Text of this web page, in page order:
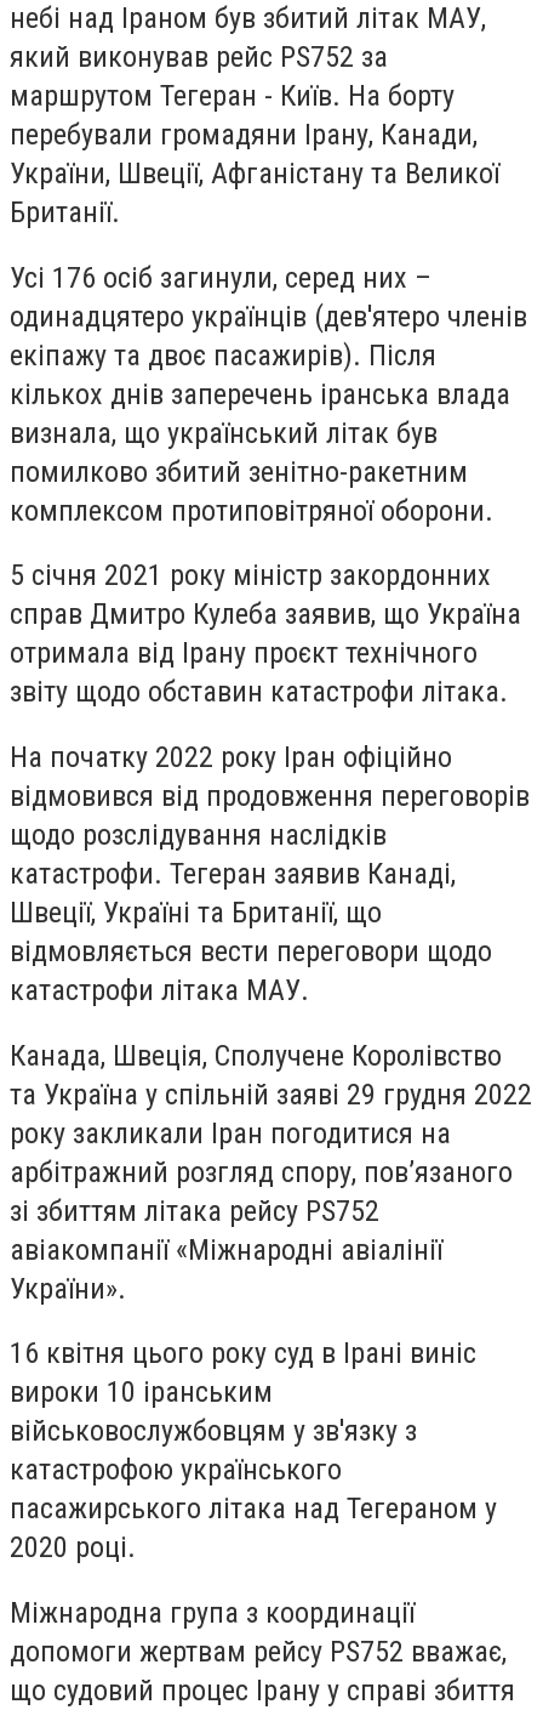
небі над Іраном був збитий літак МАУ,
який виконував рейс PS752 за
маршрутом Тегеран - Київ. На борту
перебували громадяни Ірану, Канади,
України, Швеції, Афганістану та Великої
Британії.
Усі 176 осіб загинули, серед них –
одинадцятеро українців (дев'ятеро членів
екіпажу та двоє пасажирів). Після
кількох днів заперечень іранська влада
визнала, що український літак був
помилково збитий зенітно-ракетним
комплексом протиповітряної оборони.
5 січня 2021 року міністр закордонних
справ Дмитро Кулеба заявив, що Україна
отримала від Ірану проєкт технічного
звіту щодо обставин катастрофи літака.
На початку 2022 року Іран офіційно
відмовився від продовження переговорів
щодо розслідування наслідків
катастрофи. Тегеран заявив Канаді,
Швеції, Україні та Британії, що
відмовляється вести переговори щодо
катастрофи літака МАУ.
Канада, Швеція, Сполучене Королівство
та Україна у спільній заяві 29 грудня 2022
року закликали Іран погодитися на
арбітражний розгляд спору, пов’язаного
зі збиттям літака рейсу PS752
авіакомпанії «Міжнародні авіалінії
України».
16 квітня цього року суд в Ірані виніс
вироки 10 іранським
військовослужбовцям у зв'язку з
катастрофою українського
пасажирського літака над Тегераном у
2020 році.
Міжнародна група з координації
допомоги жертвам рейсу PS752 вважає,
що судовий процес Ірану у справі збиття